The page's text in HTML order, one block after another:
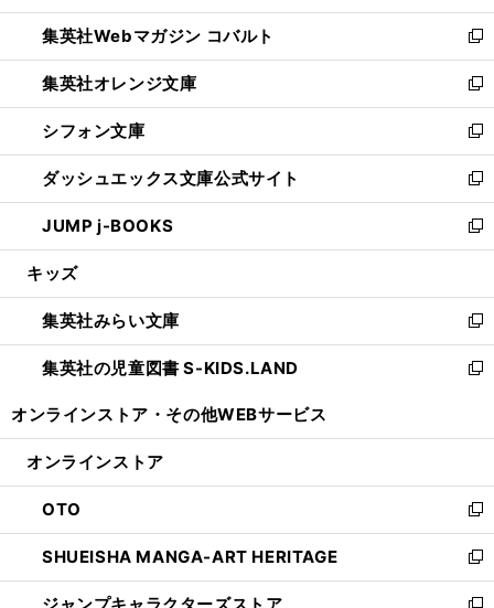
開
く
ウ
で
開
く
ン
ド
ウ
で
開
く
ウ
ィ
ン
ド
ウ
で
開
く
集英社Webマガジン コバルト
新
し
い
ウ
ィ
ン
ド
ウ
で
開
集英社オレンジ文庫
新
し
い
ウ
ィ
ン
ド
ウ
開
く
シフォン文庫
新
し
い
ウ
ィ
ン
ウ
で
開
く
ダッシュエックス文庫公式サイト
新
し
い
ウ
ン
ド
ウ
で
JUMP j-BOOKS
新
し
ウ
ィ
ン
ド
開
キッズ
集英社みらい文庫
新
し
い
ン
ウ
で
開
く
集英社の児童図書 S-KIDS.LAND
新
ウ
ン
ド
ウ
で
開
オンラインストア・ その他WEBサービス
オンラインストア
OTO
新
し
い
ウ
SHUEISHA MANGA-ART HERITAGE
新
し